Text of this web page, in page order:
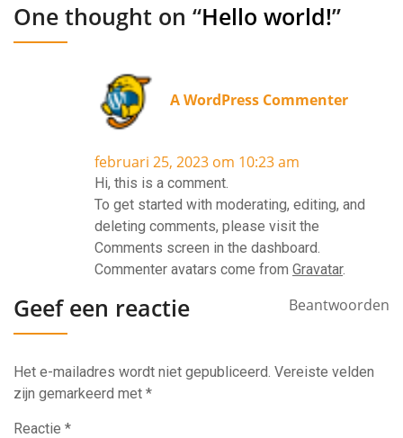
One thought on “Hello world!”
A WordPress Commenter
februari 25, 2023 om 10:23 am
Hi, this is a comment.
To get started with moderating, editing, and
deleting comments, please visit the
Comments screen in the dashboard.
Commenter avatars come from Gravatar.
Beantwoorden
Geef een reactie
Het e-mailadres wordt niet gepubliceerd. Vereiste velden
zijn gemarkeerd met *
Reactie *